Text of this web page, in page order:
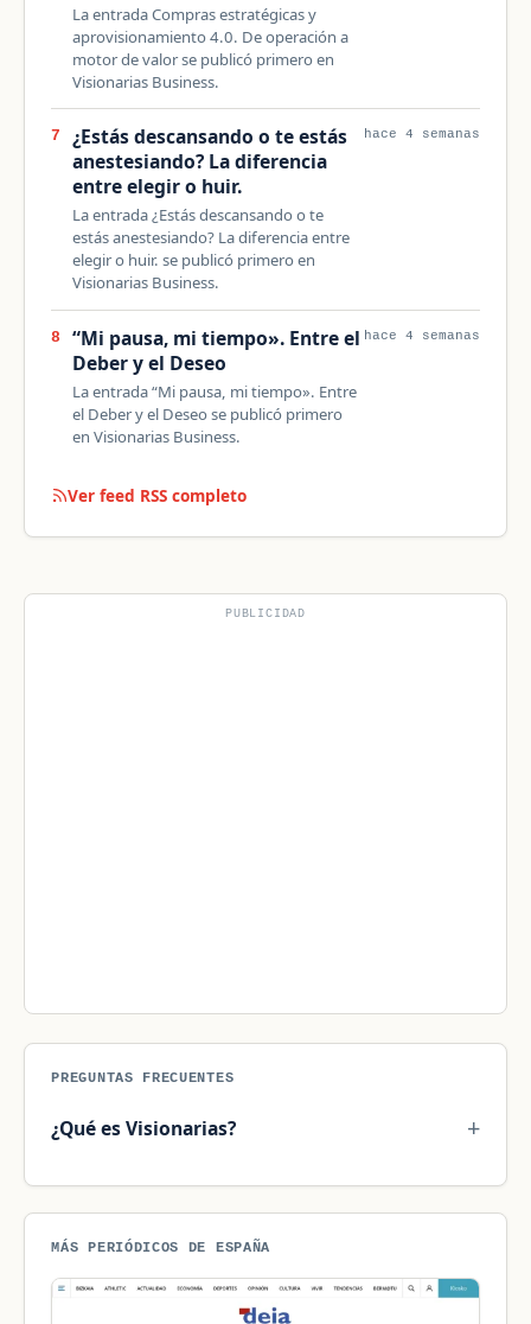
La entrada Compras estratégicas y
aprovisionamiento 4.0. De operación a
motor de valor se publicó primero en
Visionarias Business.
7
¿Estás descansando o te estás
anestesiando? La diferencia
entre elegir o huir.
La entrada ¿Estás descansando o te
estás anestesiando? La diferencia entre
elegir o huir. se publicó primero en
Visionarias Business.
hace 4 semanas
8
“Mi pausa, mi tiempo». Entre el
Deber y el Deseo
La entrada “Mi pausa, mi tiempo». Entre
el Deber y el Deseo se publicó primero
en Visionarias Business.
hace 4 semanas
Ver feed RSS completo
PUBLICIDAD
PREGUNTAS FRECUENTES
¿Qué es Visionarias?
MÁS PERIÓDICOS DE ESPAÑA